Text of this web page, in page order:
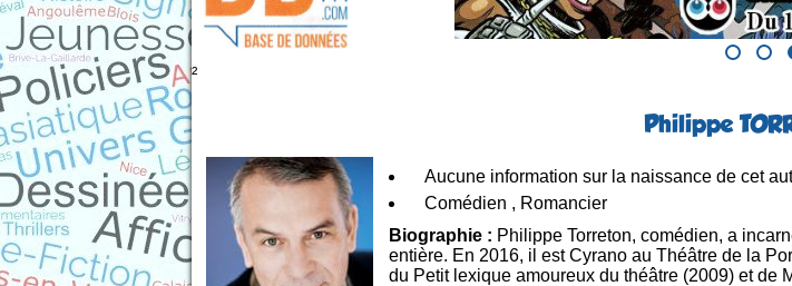
²
Philippe
Aucune information sur la naissance de cet
Comédien , Romancier
Biographie : Philippe Torreton, comédien, a
entière. En 2016, il est Cyrano au Théâtre de la
du Petit lexique amoureux du théâtre (2009) et de